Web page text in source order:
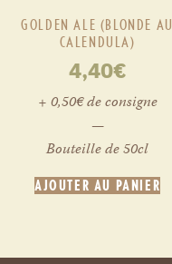
GOLDEN ALE (BLONDE AU
CALENDULA)
4,40€
+ 0,50€ de consigne
—
Bouteille de 50cl
AJOUTER AU PANIER